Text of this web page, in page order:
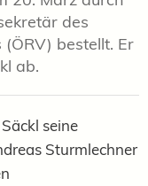
des
bestellt. Er
ab.
seine
Sturmlechner